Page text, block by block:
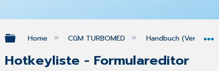
Expand/collapse global hierarchy
Home CGM TURBOMED Handbuch (Version
Hotkeyliste - Formulareditor